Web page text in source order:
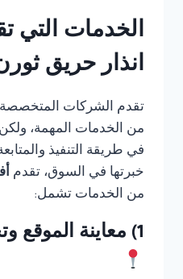
الخدمات التي
انذار حريق
تقدم الشركات
من الخدمات المهمة،
في طريقة التنفيذ
خبرتها في السوق، تقدم
من الخدمات تشمل:
1) معاينة الموقع وتحديد الاحتياجات